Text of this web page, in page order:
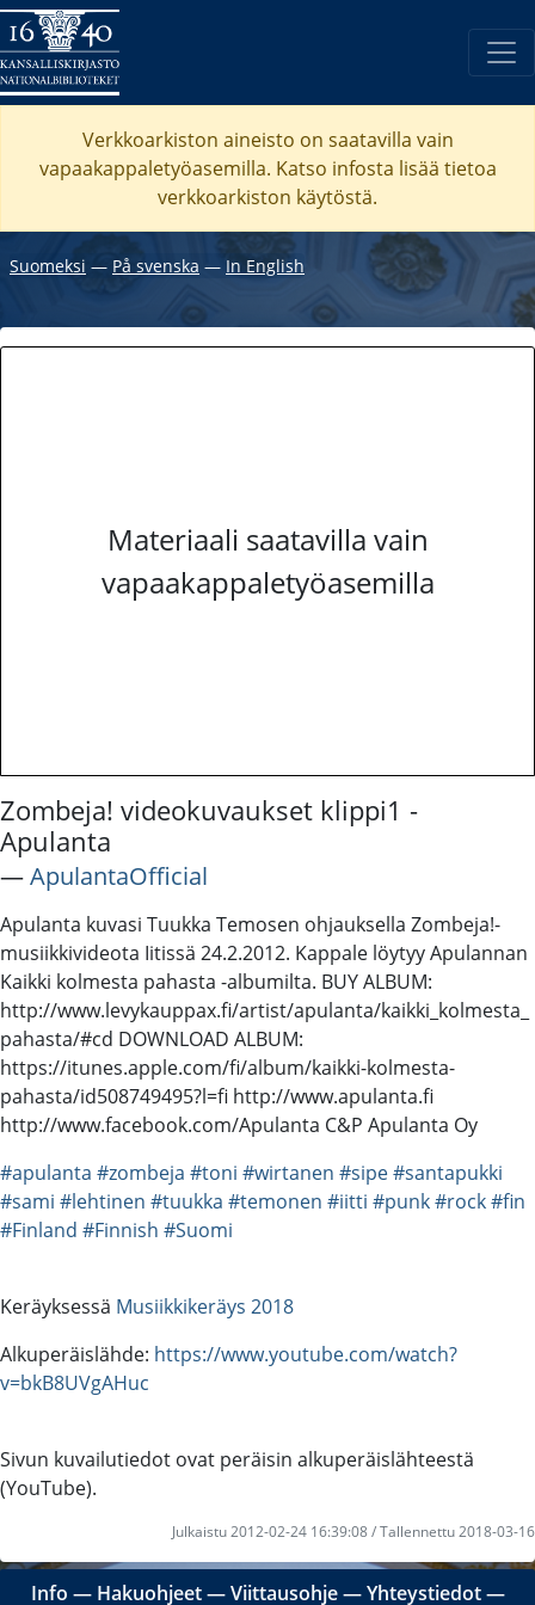
Verkkoarkiston aineisto on saatavilla vain
vapaakappaletyöasemilla. Katso infosta lisää tietoa
verkkoarkiston käytöstä.
Suomeksi ― På svenska ― In English
Materiaali saatavilla vain
vapaakappaletyöasemilla
Zombeja! videokuvaukset klippi1 -
Apulanta
―ApulantaOfficial
Apulanta kuvasi Tuukka Temosen ohjauksella Zombeja!-
musiikkivideota Iitissä 24.2.2012. Kappale löytyy Apulannan
Kaikki kolmesta pahasta -albumilta. BUY ALBUM:
http://www.levykauppax.fi/artist/apulanta/kaikki_kolmesta_
pahasta/#cd DOWNLOAD ALBUM:
https://itunes.apple.com/fi/album/kaikki-kolmesta-
pahasta/id508749495?l=fi http://www.apulanta.fi
http://www.facebook.com/Apulanta C&P Apulanta Oy
#apulanta #zombeja #toni #wirtanen #sipe#santapukki
#sami #lehtinen #tuukka #temonen #iitti #punk#rock#fin
#Finland #Finnish #Suomi
Keräyksessä Musiikkikeräys 2018
Alkuperäislähde: https://www.youtube.com/watch?
v=bkB8UVgAHuc
Sivun kuvailutiedot ovat peräisin alkuperäislähteestä
(YouTube).
Julkaistu 2012-02-24 16:39:08 / Tallennettu 2018-03-16
Info ― Hakuohjeet―Viittausohje―Yhteystiedot―